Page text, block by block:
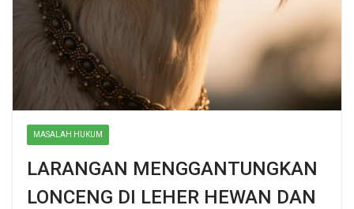
MASALAH HUKUM
LARANGAN MENGGANTUNGKAN
LONCENG DI LEHER HEWAN DAN